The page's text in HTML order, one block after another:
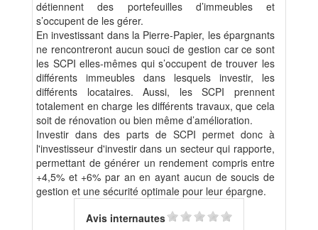
détiennent des portefeuilles d’immeubles et
s’occupent de les gérer.
En investissant dans la Pierre-Papier, les épargnants
ne rencontreront aucun souci de gestion car ce sont
les SCPI elles-mêmes qui s’occupent de trouver les
différents immeubles dans lesquels investir, les
différents locataires. Aussi, les SCPI prennent
totalement en charge les différents travaux, que cela
soit de rénovation ou bien même d’amélioration.
Investir dans des parts de SCPI permet donc à
l'investisseur d'investir dans un secteur qui rapporte,
permettant de générer un rendement compris entre
+4,5% et +6% par an en ayant aucun de soucis de
gestion et une sécurité optimale pour leur épargne.
Avis internautes